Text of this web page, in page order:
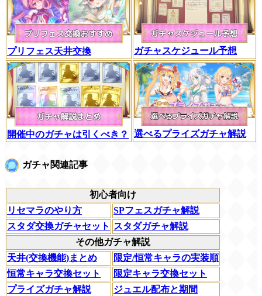
プリフェス天井交換 ガチャスケジュール予想
開催中のガチャは引くべき？ 選べるプライズガチャ解説
ガチャ関連記事
初心者向け
リセマラのやり方
SPフェスガチャ解説
スタダ交換ガチャセット
スタダガチャ解説
その他ガチャ解説
天井(交換機能)まとめ
限定/恒常キャラの実装順
恒常キャラ交換セット
限定キャラ交換セット
プライズガチャ解説
ジュエル配布と期間